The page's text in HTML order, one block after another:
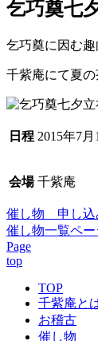
乞巧奠七
乞巧奠に因む趣
千紫庵にて夏の
日程 2015年7月
会場 千紫庵
催し物 申し込
催し物一覧ペー
Page
top
TOP
千紫庵と
お稽古
催し物